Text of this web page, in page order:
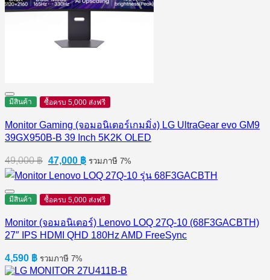
มีสินค้า ซื้อครบ 5,000 ส่งฟรี
Monitor Gaming (จอมอนิเตอร์เกมมิ่ง) LG UltraGear evo GM9
39GX950B-B 39 Inch 5K2K OLED
49,000฿ Original
price
was:
49,000 ฿.
47,000 ฿Current
price
is:
47,000 ฿.
รวมภาษี 7%
มีสินค้า ซื้อครบ 5,000 ส่งฟรี
Monitor (จอมอนิเตอร์) Lenovo LOQ 27Q-10 (68F3GACBTH)
27″ IPS HDMI QHD 180Hz AMD FreeSync
4,590 ฿ รวมภาษี 7%